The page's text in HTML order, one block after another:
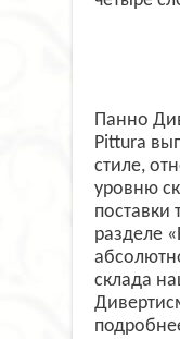
Панно
Pittura
стиле,
уровню
поставки
разделе
склада